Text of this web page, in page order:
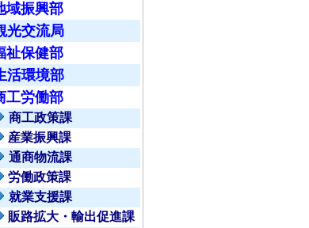
域振興部
光交流局
祉保健部
活環境部
工労働部
商工政策課
産業振興課
通商物流課
労働政策課
就業支援課
販路拡大・輸出促進課